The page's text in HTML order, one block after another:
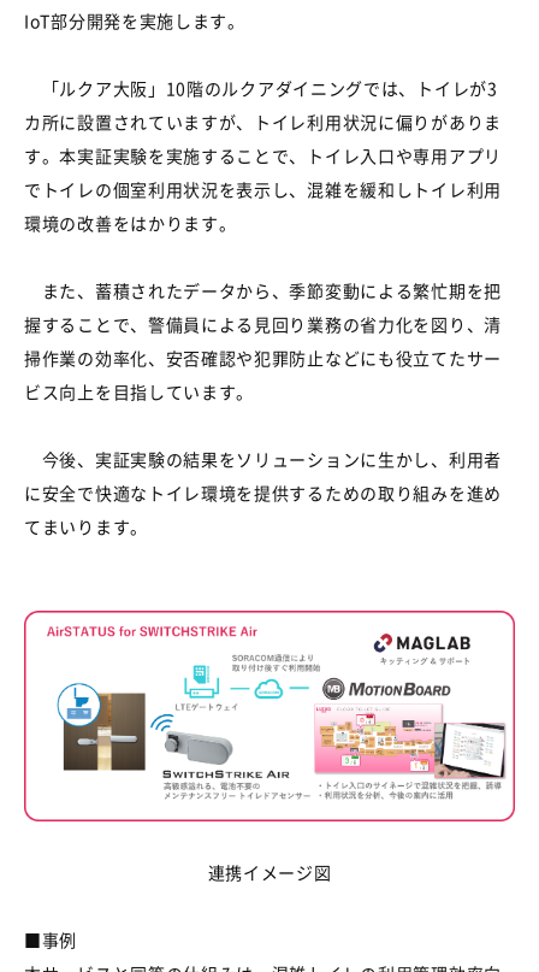
IoT部分開発を実施します。
「ルクア大阪」 10階のルクアダイニングでは、トイレが3
カ所に設置されていますが、トイレ利用状況に偏りがありま
す。本実証実験を実施することで、トイレ入口や専用アプリ
でトイレの個室利用状況を表示し、混雑を緩和しトイレ利用
環境の改善をはかります。
また、蓄積されたデータから、季節変動による繁忙期を把
握することで、警備員による見回り業務の省力化を図り、清
掃作業の効率化、安否確認や犯罪防止などにも役立てたサー
ビス向上を目指しています。
今後、実証実験の結果をソリューションに生かし、利用者
に安全で快適なトイレ環境を提供するための取り組みを進め
てまいります。
連携イメージ図
■事例